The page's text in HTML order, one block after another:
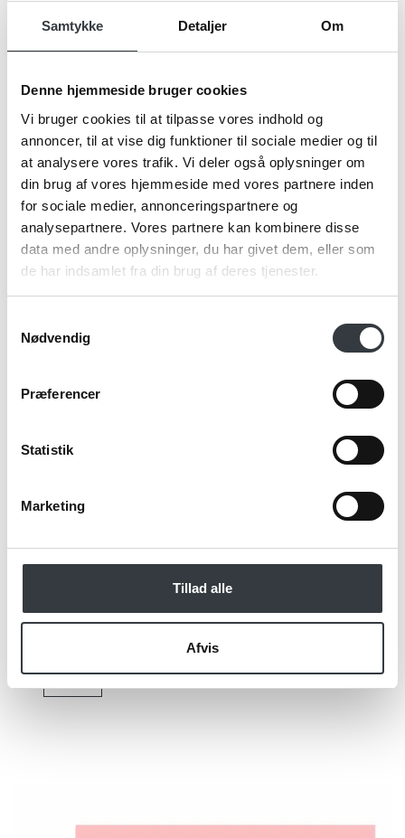
Samtykke Detaljer Om
Denne hjemmeside bruger cookies
Vi bruger cookies til at tilpasse vores indhold og
annoncer, til at vise dig funktioner til sociale medier og til
at analysere vores trafik. Vi deler også oplysninger om
din brug af vores hjemmeside med vores partnere inden
for sociale medier, annonceringspartnere og
analysepartnere. Vores partnere kan kombinere disse
data med andre oplysninger, du har givet dem, eller som
de har indsamlet fra din brug af deres tjenester.
Nødvendig
Præferencer
Statistik
Marketing
Tillad alle
Afvis
Firma*
Telefonnr.*
Email*
specialistens
*Obligatorisk
Send